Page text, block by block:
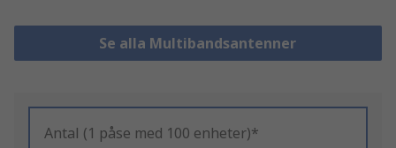
Se alla Multibandsantenner
Antal (1 påse med 100 enheter)*